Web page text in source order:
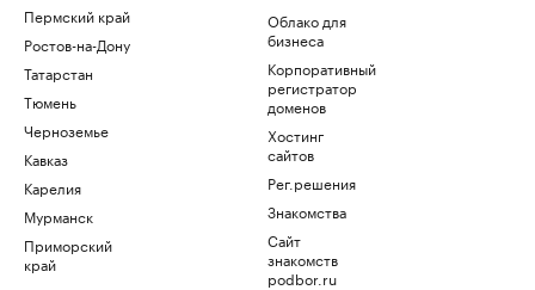
Пермский край
Ростов-на-Дону
Татарстан
Тюмень
Черноземье
Кавказ
Карелия
Мурманск
Приморский
край
Облако для
бизнеса
Корпоративный
регистратор
доменов
Хостинг
сайтов
Рег.решения
Знакомства
Сайт
знакомств
podbor.ru